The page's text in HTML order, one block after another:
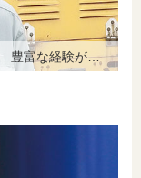
向き合ってみて初めて分かることがある。 豊富な経験が積めるのは静岡北高ならでは。